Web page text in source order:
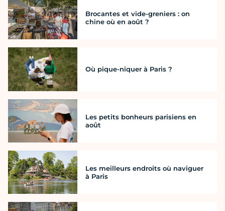
Brocantes et vide-greniers : on
chine où en août ?
Où pique-niquer à Paris ?
Les petits bonheurs parisiens en
août
Les meilleurs endroits où naviguer
à Paris